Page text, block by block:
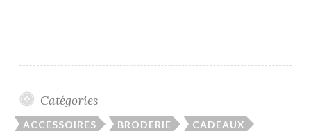
Catégories
ACCESSOIRES BRODERIE CADEAUX